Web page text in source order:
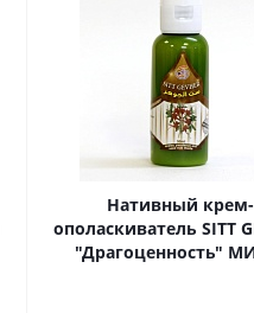
Нативный крем-
ополаскиватель SITT
"Драгоценность"